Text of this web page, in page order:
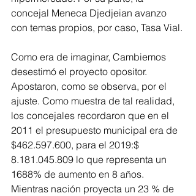
concejal Meneca Djedjeian avanzo
con temas propios, por caso, Tasa Vial.
Como era de imaginar, Cambiemos
desestimó el proyecto opositor.
Apostaron, como se observa, por el
ajuste. Como muestra de tal realidad,
los concejales recordaron que en el
2011 el presupuesto municipal era de
$462.597.600, para el 2019:$
8.181.045.809 lo que representa un
1688% de aumento en 8 años.
Mientras nación proyecta un 23 % de